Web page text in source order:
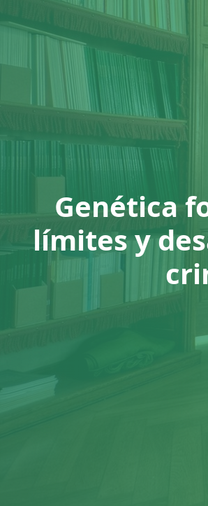
Genética
límites y